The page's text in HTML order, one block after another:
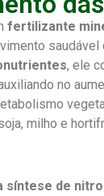
fertilizante
saudável
, ele
no
milho e
síntese de